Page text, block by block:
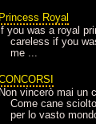
Princess Royal
you was a royal
careless if you
me ...
Non vincerò mai un
Come cane
per lo vasto